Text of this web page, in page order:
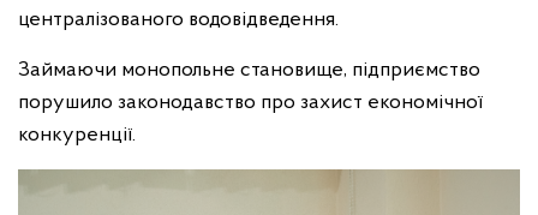
централізованого водовідведення.
Займаючи монопольне становище, підприємство
порушило законодавство про захист економічної
конкуренції.